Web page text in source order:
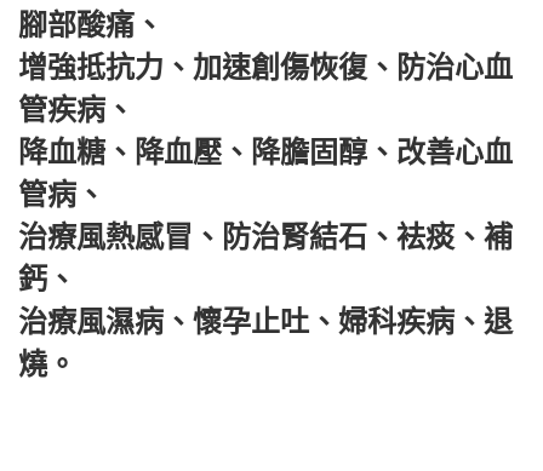
腳部酸痛、
增強抵抗力、加速創傷恢復、防治心血
管疾病、
降血糖、降血壓、降膽固醇、改善心血
管病、
治療風熱感冒、防治腎結石、袪痰、補
鈣、
治療風濕病、懷孕止吐、婦科疾病、退
燒。